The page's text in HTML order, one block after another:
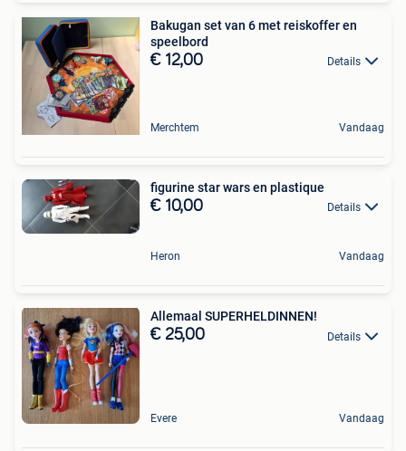
Bakugan set van 6 met reiskoffer en
speelbord
€ 12,00 Details
Merchtem Vandaag
figurine star wars en plastique
€ 10,00 Details
Heron Vandaag
Allemaal SUPERHELDINNEN!
€ 25,00 Details
Evere Vandaag